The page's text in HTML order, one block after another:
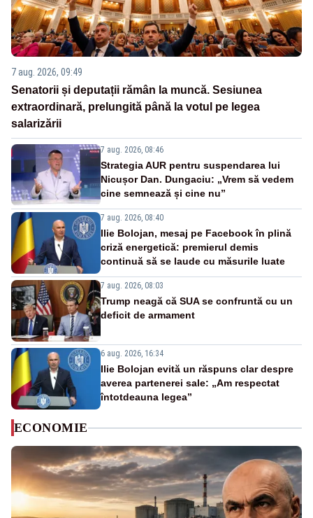
7 aug. 2026, 09:49
Senatorii și deputații rămân la muncă. Sesiunea
extraordinară, prelungită până la votul pe legea
salarizării
7 aug. 2026, 08:46
Strategia AUR pentru suspendarea lui
Nicușor Dan. Dungaciu: „Vrem să vedem
cine semnează și cine nu”
7 aug. 2026, 08:40
Ilie Bolojan, mesaj pe Facebook în plină
criză energetică: premierul demis
continuă să se laude cu măsurile luate
7 aug. 2026, 08:03
Trump neagă că SUA se confruntă cu un
deficit de armament
6 aug. 2026, 16:34
Ilie Bolojan evită un răspuns clar despre
averea partenerei sale: „Am respectat
întotdeauna legea”
ECONOMIE